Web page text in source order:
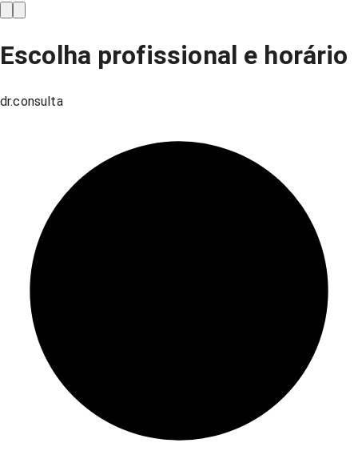
Escolha profissional e horário
dr.consulta